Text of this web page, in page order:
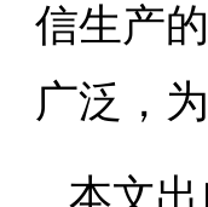
信生产
广泛，
本文